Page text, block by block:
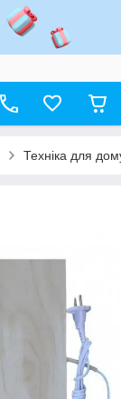
Техніка для